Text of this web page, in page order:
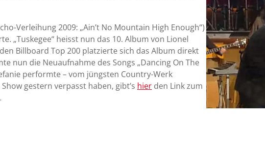
Verleihung 2009: „Ain’t No Mountain High Enough“)
„Tuskegee“ heisst nun das 10. Album von Lionel
Billboard Top 200 platzierte sich das Album direkt
nun die Neuaufnahme des Songs „Dancing On The
performte – vom jüngsten Country-Werk
gestern verpasst haben, gibt’s hier den Link zum